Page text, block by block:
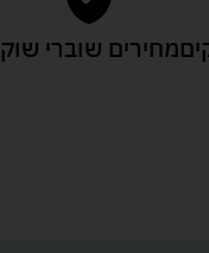
מחירים שוברי שוק